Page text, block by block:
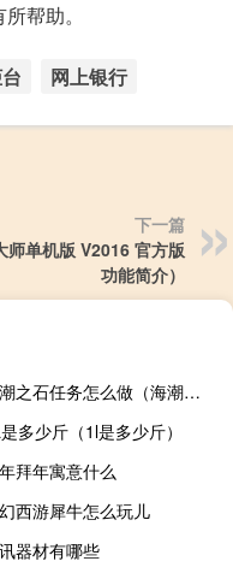
帮助。
网上银行
下一篇
单机版 V2016 官方版
功能简介）
海潮之石任务怎么做（海潮之石在）
多少斤（1l是多少斤）
拜年寓意什么
西游犀牛怎么玩儿
器材有哪些